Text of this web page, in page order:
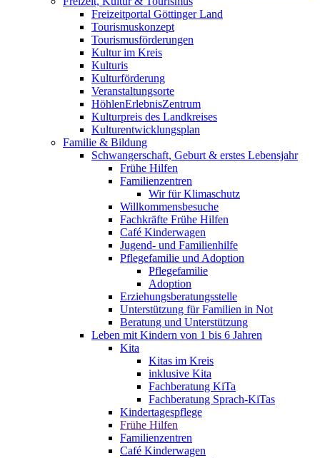
Freizeitportal Göttinger Land
Tourismuskonzept
Tourismusförderungen
Kultur im Kreis
Kulturis
Kulturförderung
Veranstaltungsorte
HöhlenErlebnisZentrum
Kulturpreis des Landkreises
Kulturentwicklungsplan
Familie & Bildung
Schwangerschaft, Geburt & erstes Lebensjahr
Frühe Hilfen
Familienzentren
Wir für Klimaschutz
Willkommensbesuche
Fachkräfte Frühe Hilfen
Café Kinderwagen
Jugend- und Familienhilfe
Pflegefamilie und Adoption
Pflegefamilie
Adoption
Erziehungsberatungsstelle
Unterstützung für Familien in Not
Beratung und Unterstützung
Leben mit Kindern von 1 bis 6 Jahren
Kita
Kitas im Kreis
inklusive Kita
Fachberatung KiTa
Fachberatung Sprach-KiTas
Kindertagespflege
Frühe Hilfen
Familienzentren
Café Kinderwagen